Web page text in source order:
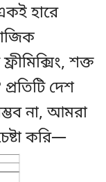
হারে
শক্ত
দেশ
না, আমরা
করি—